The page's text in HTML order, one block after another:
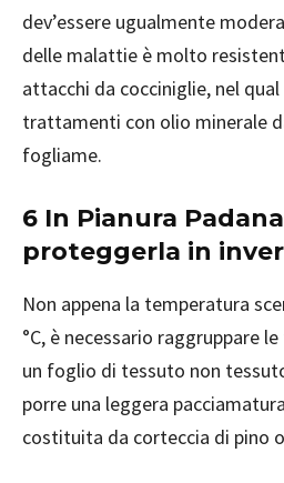
dev’essere ugualmente
delle malattie è molto
attacchi da cocciniglie, nel
trattamenti con olio minerale
fogliame.
6 In Pianura
proteggerla in
Non appena la temperatura
°C, è necessario raggruppare
un foglio di tessuto non
porre una leggera
costituita da corteccia di pino